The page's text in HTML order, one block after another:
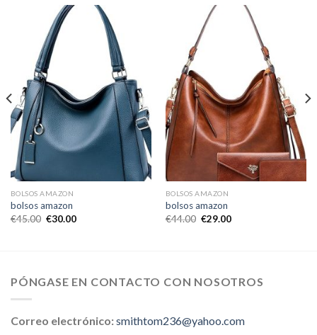
BOLSOS AMAZON
bolsos amazon
€45.00 €30.00
BOLSOS AMAZON
bolsos amazon
€44.00 €29.00
PÓNGASE EN CONTACTO CON NOSOTROS
Correo electrónico:smithtom236@yahoo.com